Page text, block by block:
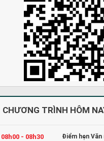
CHƯƠNG TRÌNH HÔM
08h00 - 08h30 Điểm hẹn Văn